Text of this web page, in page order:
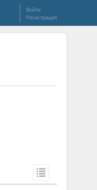
Войти
Регистрация